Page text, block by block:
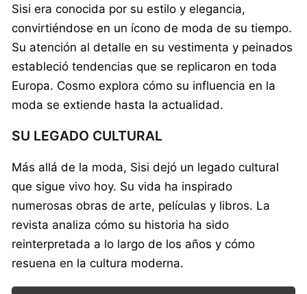
Sisi era conocida por su estilo y elegancia,
convirtiéndose en un ícono de moda de su tiempo.
Su atención al detalle en su vestimenta y peinados
estableció tendencias que se replicaron en toda
Europa. Cosmo explora cómo su influencia en la
moda se extiende hasta la actualidad.
SU LEGADO CULTURAL
Más allá de la moda, Sisi dejó un legado cultural
que sigue vivo hoy. Su vida ha inspirado
numerosas obras de arte, películas y libros. La
revista analiza cómo su historia ha sido
reinterpretada a lo largo de los años y cómo
resuena en la cultura moderna.